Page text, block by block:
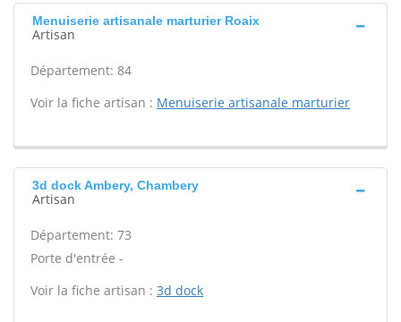
Menuiserie artisanale marturier Roaix
Artisan
Département: 84
Voir la fiche artisan : Menuiserie artisanale marturier
3d dock Ambery, Chambery
Artisan
Département: 73
Porte d'entrée -
Voir la fiche artisan : 3d dock